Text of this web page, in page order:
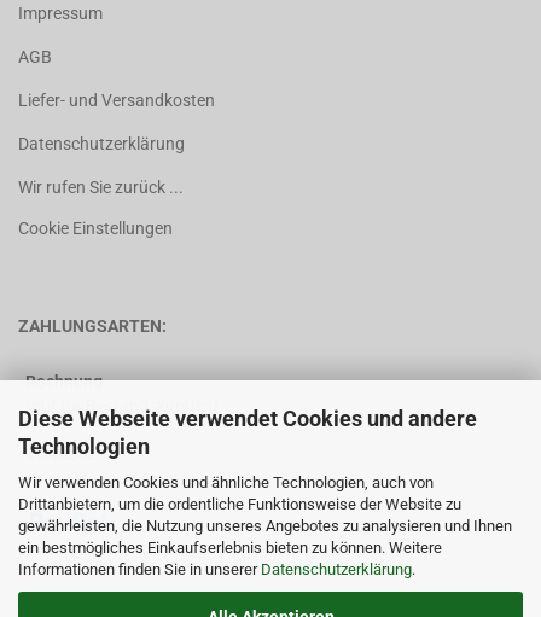
Diese Webseite verwendet Cookies und andere
Technologien
Wir verwenden Cookies und ähnliche Technologien, auch von
Drittanbietern, um die ordentliche Funktionsweise der Website zu
gewährleisten, die Nutzung unseres Angebotes zu analysieren und Ihnen
ein bestmögliches Einkaufserlebnis bieten zu können. Weitere
Informationen finden Sie in unserer Datenschutzerklärung.
Impressum
AGB
Liefer- und Versandkosten
Datenschutzerklärung
Wir rufen Sie zurück ...
Cookie Einstellungen
ZAHLUNGSARTEN:
Rechnung
(nur für Bestandskunden)
Vorkasse